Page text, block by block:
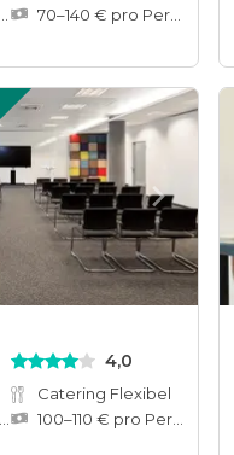
4,0
Catering Flexibel